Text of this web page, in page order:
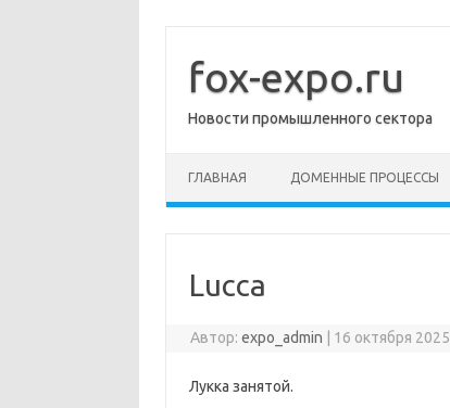
содержимому
fox-expo.ru
Новости промышленного сектора
ГЛАВНАЯ ДОМЕННЫЕ ПРОЦЕССЫ
Lucca
Автор:expo_admin 16 октября 2025
Лукка занятой.